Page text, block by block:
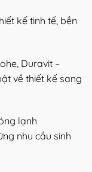
kế tinh tế, bền
Duravit –
về thiết kế sang
lạnh
nhu cầu sinh